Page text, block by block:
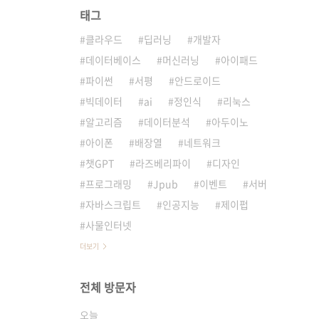
태그
클라우드 딥러닝
개발자
데이터베이스
머신러닝
아이패드
파이썬
서평
안드로이드
빅데이터
ai 정인식
리눅스
알고리즘
데이터분석
아두이노
아이폰
배장열
네트워크
챗GPT
라즈베리파이
디자인
프로그래밍
Jpub 이벤트
서버
자바스크립트
인공지능
제이펍
사물인터넷
더보기
전체 방문자
오늘